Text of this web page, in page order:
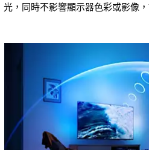
光，同時不影響顯示器色彩或影像